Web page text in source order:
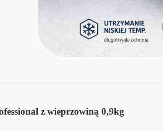
z wieprzowiną 0,9kg